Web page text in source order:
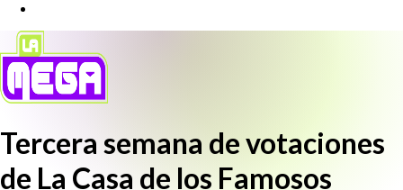
Tercera semana de votaciones
de La Casa de los Famosos